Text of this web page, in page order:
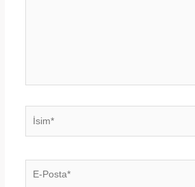
Posta*